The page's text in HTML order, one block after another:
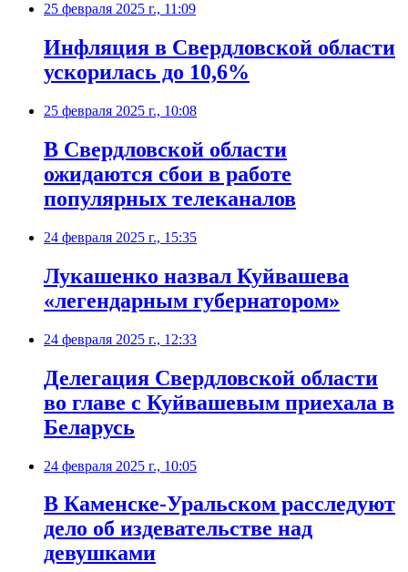
25 февраля 2025 г., 11:09
Инфляция в Свердловской области
ускорилась до 10,6%
25 февраля 2025 г., 10:08
В Свердловской области
ожидаются сбои в работе
популярных телеканалов
24 февраля 2025 г., 15:35
Лукашенко назвал Куйвашева
«легендарным губернатором»
24 февраля 2025 г., 12:33
Делегация Свердловской области
во главе с Куйвашевым приехала в
Беларусь
24 февраля 2025 г., 10:05
В Каменске-Уральском расследуют
дело об издевательстве над
девушками